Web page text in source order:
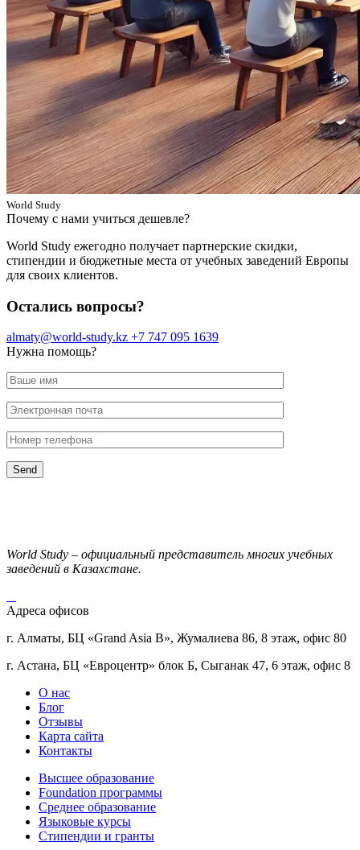
World Study
Почему с нами учиться дешевле?
World Study ежегодно получает партнерские скидки,
стипендии и бюджетные места от учебных заведений Европы
для своих клиентов.
Остались вопросы?
almaty@world-study.kz +7 747 095 1639
Нужна помощь?
World Study – официальный представитель многих учебных
заведений в Казахстане.
Адреса офисов
г. Алматы, БЦ «Grand Asia B», Жумалиева 86, 8 этаж, офис 80
г. Астана, БЦ «Евроцентр» блок Б, Сыганак 47, 6 этаж, офис 8
О нас
Блог
Отзывы
Карта сайта
Контакты
Высшее образование
Foundation программы
Среднее образование
Языковые курсы
Стипендии и гранты